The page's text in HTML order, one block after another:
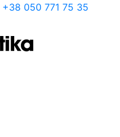
+38 050 771 75 35